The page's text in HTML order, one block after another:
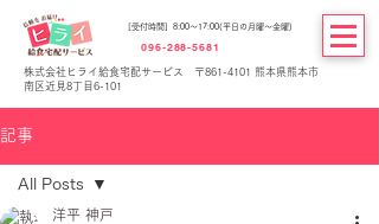
[受付時間] 8:00～17:00(平日の月曜～金曜)
096-288-5681
株式会社ヒライ給食宅配サービス 〒861-4101 熊本県熊本市
南区近見8丁目6-101
記事
All Posts
洋平 神戸